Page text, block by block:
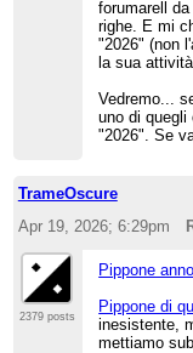
forumarell
righe. E mi
"2026" (non
la sua
Vedremo...
uno di
"2026". Se
TrameOscure
Apr 19, 2026; 6:29pm
2379 posts
Pippone
Pippone di
inesistente,
mettiamo